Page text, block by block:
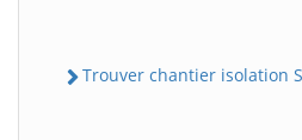
Trouver chantier isolation